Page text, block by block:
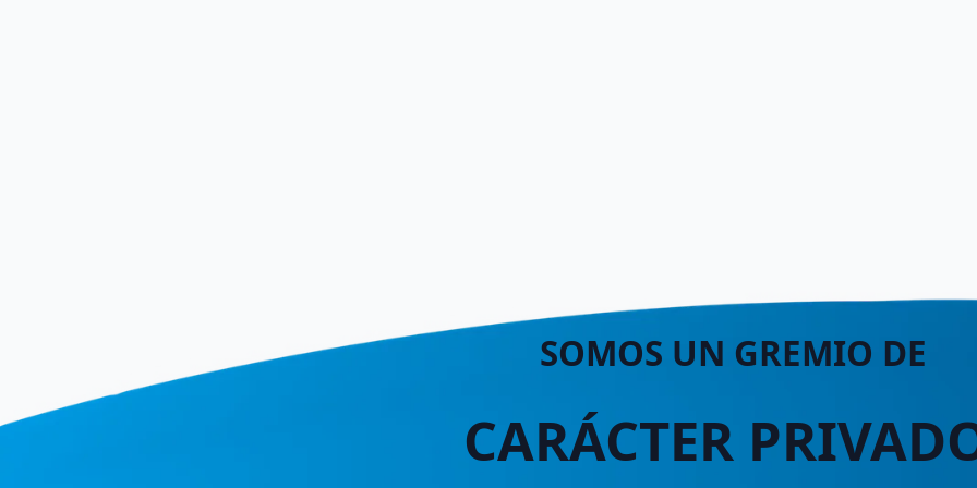
SOMOS UN GREMIO DE
CARÁCTER